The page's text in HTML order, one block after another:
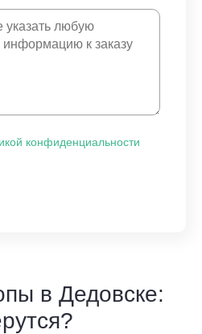
конфиденциальности
в Дедовске: